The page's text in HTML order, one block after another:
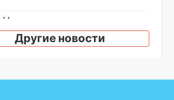
Ульяновец хотел купить
из Европы и потерял
рублей
«Лада» и
Другие новости